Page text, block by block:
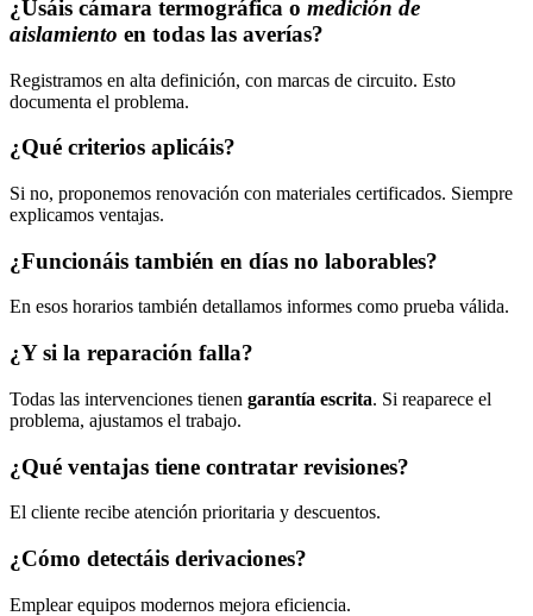
¿Usáis cámara termográfica o medición de
aislamiento en todas las averías?
Registramos en alta definición, con marcas de circuito. Esto
documenta el problema.
¿Qué criterios aplicáis?
Si no, proponemos renovación con materiales certificados. Siempre
explicamos ventajas.
¿Funcionáis también en días no laborables?
En esos horarios también detallamos informes como prueba válida.
¿Y si la reparación falla?
Todas las intervenciones tienen garantía escrita. Si reaparece el
problema, ajustamos el trabajo.
¿Qué ventajas tiene contratar revisiones?
El cliente recibe atención prioritaria y descuentos.
¿Cómo detectáis derivaciones?
Emplear equipos modernos mejora eficiencia.